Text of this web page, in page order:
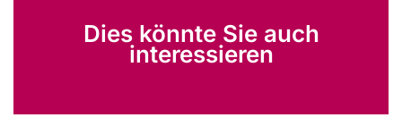
Dies könnte Sie auch
interessieren